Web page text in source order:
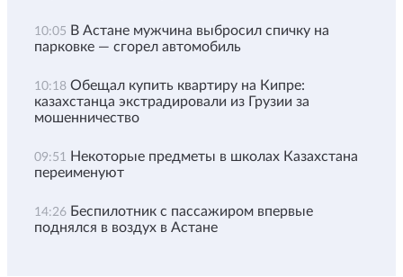
10:05 В Астане мужчина выбросил спичку на
парковке — сгорел автомобиль
10:18 Обещал купить квартиру на Кипре:
казахстанца экстрадировали из Грузии за
мошенничество
09:51 Некоторые предметы в школах Казахстана
переименуют
14:26 Беспилотник с пассажиром впервые
поднялся в воздух в Астане